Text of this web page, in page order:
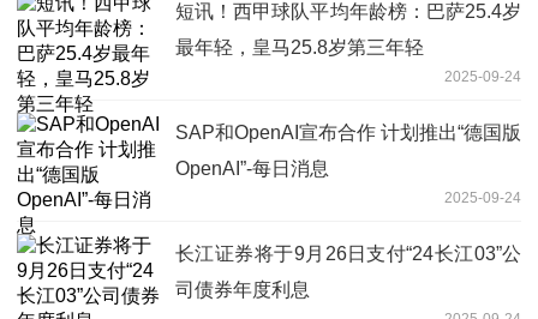
短讯！西甲球队平均年龄榜：巴萨25.4岁
最年轻，皇马25.8岁第三年轻
2025-09-24
SAP和OpenAI宣布合作 计划推出“德国版
OpenAI”-每日消息
2025-09-24
长江证券将于9月26日支付“24长江03”公
司债券年度利息